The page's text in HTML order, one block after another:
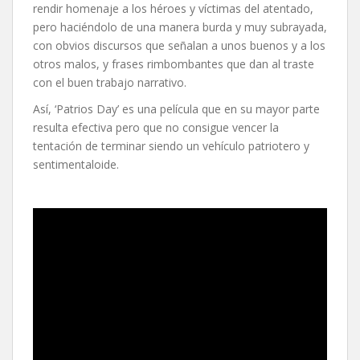
rendir homenaje a los héroes y víctimas del atentado,
pero haciéndolo de una manera burda y muy subrayada,
con obvios discursos que señalan a unos buenos y a los
otros malos, y frases rimbombantes que dan al traste
con el buen trabajo narrativo.
Así, ‘Patrios Day’ es una película que en su mayor parte
resulta efectiva pero que no consigue vencer la
tentación de terminar siendo un vehículo patriotero y
sentimentaloide.